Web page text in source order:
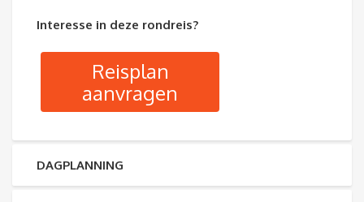
Interesse in deze rondreis?
Reisplan
aanvragen
DAGPLANNING